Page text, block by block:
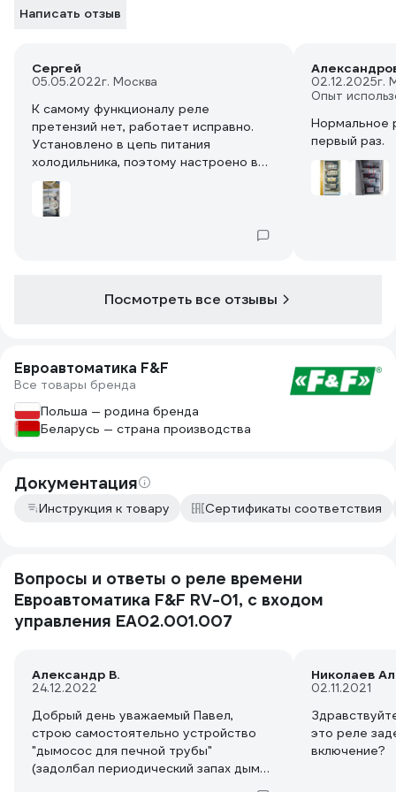
Написать отзыв
Сергей
05.05.2022г. Москва
К самому функционалу реле
претензий нет, работает исправно.
Установлено в цепь питания
холодильника, поэтому настроено в
верхнем диапазоне (на 10 м) где плюс
минус 10 секунд роли не играют. В
целом настройка времени задержки
хорошее качество изготовления,
большой недостаток этого реле это
архаичная настройка временных
диапазонов при помощи перемычек.
Не знаю почему производитель
настраивалось при помощи крутилок.
Из за неудачного решения с
перемычками приходиться соблюдать
только после этого подключать
фазные провода и перемычки, иначе
провод на выходе № 4 (обязателен ля
на последок провода оппрессованные
ншви на 2.5 с трудом заходят в
разъемы.
02.12.2025г.
Опыт
Нормальное
первый раз.
Посмотреть все отзывы
Евроавтоматика F&F
Все товары бренда
Польша — родина бренда
Беларусь — страна производства
Документация
Инструкция к товару Сертификаты соответствия
Вопросы и ответы о реле времени
Евроавтоматика F&F RV-01, с входом
управления EA02.001.007
Александр В.
24.12.2022
Добрый день уважаемый Павел,
строю самостоятельно устройство
"дымосос для печной трубы"
(задолбал периодический запах дыма
02.11.2021
это реле
включение?